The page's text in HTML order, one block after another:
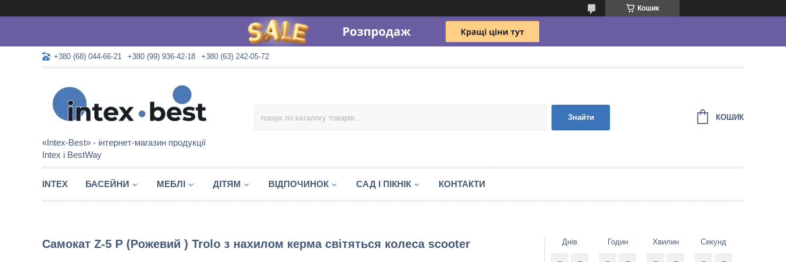
Кошик
+380 (68) 044-66-21 +380 (99) 936-42-18 +380 (63) 242-05-72
«Intex-Best» - інтернет-магазин продукції
Intex і BestWay
Знайти КОШИК
INTEX БАСЕЙНИ МЕБЛІ ДІТЯМ ВІДПОЧИНОК САД І ПІКНІК КОНТАКТИ
Самокат Z-5 P (Рожевий ) Trolo з нахилом керма світяться колеса scooter Днів Годин Хвилин Секунд